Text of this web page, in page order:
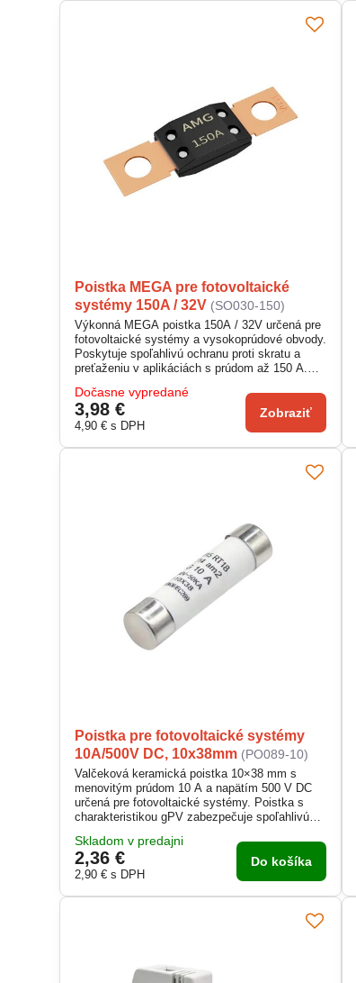
Poistka MEGA pre fotovoltaické
systémy 150A / 32V (SO030-150)
Výkonná MEGA poistka 150A / 32V určená pre
fotovoltaické systémy a vysokoprúdové obvody.
Poskytuje spoľahlivú ochranu proti skratu a
preťaženiu v aplikáciách s prúdom až 150 A.
integrovaným chladičom pre dlhú životnosť.
Vhodná pre autá, nákladné vozidlá, stroje či
solárne inštalácie.
Dočasne vypredané
3,98 €
4,90 €s DPH
Zobraziť
Poistka pre fotovoltaické systémy
10A/500V DC, 10x38mm (PO089-10)
Valčeková keramická poistka 10×38 mm s
menovitým prúdom 10 A a napätím 500 V DC
určená pre fotovoltaické systémy. Poistka s
charakteristikou gPV zabezpečuje spoľahlivú
obvodoch. Vhodná na ochranu solárnych
panelov, stringov a meničov. Vyrobená z
kvalitných materiálov pre dlhodobú životnosť a
Skladom v predajni
2,36 €
2,90 €s DPH
Do košíka